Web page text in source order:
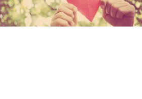
plannen financiële middelen nodig?